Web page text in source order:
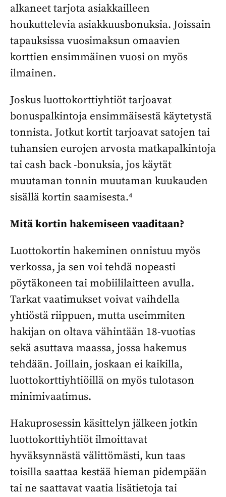
alkaneet tarjota asiakkailleen
houkuttelevia asiakkuusbonuksia. Joissain
tapauksissa vuosimaksun omaavien
korttien ensimmäinen vuosi on myös
ilmainen.
Joskus luottokorttiyhtiöt tarjoavat
bonuspalkintoja ensimmäisestä käytetystä
tonnista. Jotkut kortit tarjoavat satojen tai
tuhansien eurojen arvosta matkapalkintoja
tai cash back -bonuksia, jos käytät
muutaman tonnin muutaman kuukauden
sisällä kortin saamisesta.⁴
Mitä kortin hakemiseen vaaditaan?
Luottokortin hakeminen onnistuu myös
verkossa, ja sen voi tehdä nopeasti
pöytäkoneen tai mobiililaitteen avulla.
Tarkat vaatimukset voivat vaihdella
yhtiöstä riippuen, mutta useimmiten
hakijan on oltava vähintään 18-vuotias
sekä asuttava maassa, jossa hakemus
tehdään. Joillain, joskaan ei kaikilla,
luottokorttiyhtiöillä on myös tulotason
minimivaatimus.
Hakuprosessin käsittelyn jälkeen jotkin
luottokorttiyhtiöt ilmoittavat
hyväksynnästä välittömästi, kun taas
toisilla saattaa kestää hieman pidempään
tai ne saattavat vaatia lisätietoja tai